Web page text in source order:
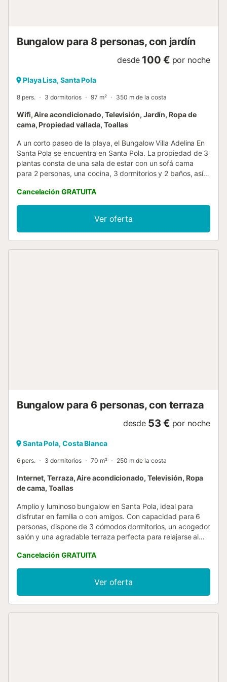
Bungalow para 8 personas, con jardín
desde 100 € por noche
Playa Lisa, Santa Pola
8 pers. 3 dormitorios 97 m² 350 m de la costa
Wifi, Aire acondicionado, Televisión, Jardín, Ropa de
cama, Propiedad vallada, Toallas
A un corto paseo de la playa, el Bungalow Villa Adelina En
Santa Pola se encuentra en Santa Pola. La propiedad de 3
plantas consta de una sala de estar con un sofá cama
para 2 personas, una cocina, 3 dormitorios y 2 baños, así
personas. Los servicios adicionales incluyen Wi-Fi de alta
velocidad (apto para videollamadas), televisión, aire
acondicionado, ventilador y lavadora. También hay
disponible una cuna y una trona. El alojamiento dispone de
un espacio exterior privado con jardín, terraza, barbacoa y
Cancelación GRATUITA
Ver oferta
Bungalow para 6 personas, con terraza
desde 53 € por noche
Santa Pola, Costa Blanca
6 pers. 3 dormitorios 70 m² 250 m de la costa
Internet, Terraza, Aire acondicionado, Televisión, Ropa
de cama, Toallas
Amplio y luminoso bungalow en Santa Pola, ideal para
disfrutar en familia o con amigos. Con capacidad para 6
personas, dispone de 3 cómodos dormitorios, un acogedor
salón y una agradable terraza perfecta para relajarse al
comodidad, tranquilidad y una excelente ubicación,
ofreciendo todo lo necesario para una estancia inolvidable
Cancelación GRATUITA
Ver oferta